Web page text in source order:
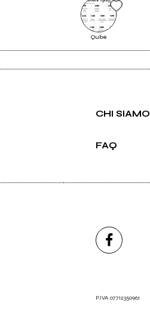
Qube
CHI SIAMO
FAQ
P.IVA 07712350961